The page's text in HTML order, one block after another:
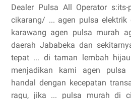
Dealer Pulsa All Operator s:its-
cikarang/ ... agen pulsa elektrik
karawang agen pulsa murah
daerah Jababeka dan
tepat ... di taman lembah
menjadikan kami agen
handal dengan kecepatan
ragu, jika ... pulsa murah di